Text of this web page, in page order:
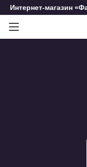
Интернет-магазин